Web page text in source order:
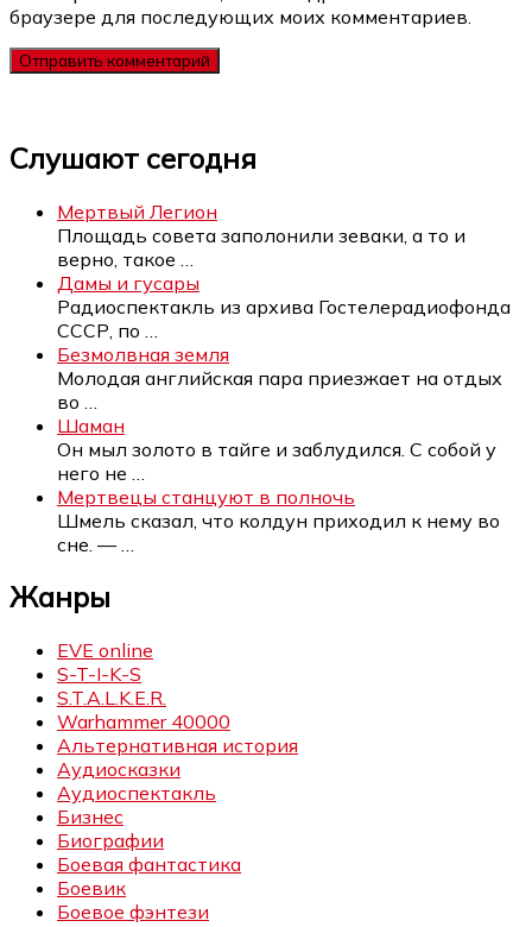
браузере для последующих моих комментариев.
Слушают сегодня
Мертвый Легион
Площадь совета заполонили зеваки, а то и
верно, такое
Дамы и гусары
Радиоспектакль из архива Гостелерадиофонда
СССР, по
Безмолвная земля
Молодая английская пара приезжает на отдых
во
Шаман
Он мыл золото в тайге и заблудился. С собой у
него не
Мертвецы станцуют в полночь
Шмель сказал, что колдун приходил к нему во
сне. —
Жанры
EVE online
S-T-I-K-S
S.T.A.L.K.E.R.
Warhammer 40000
Альтернативная история
Аудиосказки
Аудиоспектакль
Бизнес
Биографии
Боевая фантастика
Боевик
Боевое фэнтези